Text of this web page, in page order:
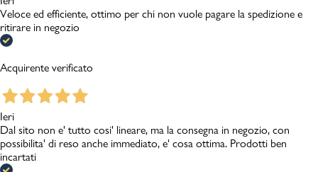
Veloce ed efficiente, ottimo per chi non vuole pagare la spedizione e
ritirare in negozio
Acquirente verificato
Ieri
Dal sito non e' tutto cosi' lineare, ma la consegna in negozio, con
possibilita' di reso anche immediato, e' cosa ottima. Prodotti ben
incartati